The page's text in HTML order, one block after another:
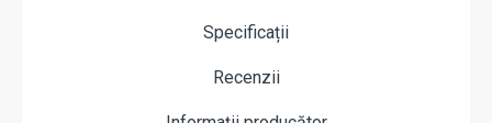
Specificații
Recenzii